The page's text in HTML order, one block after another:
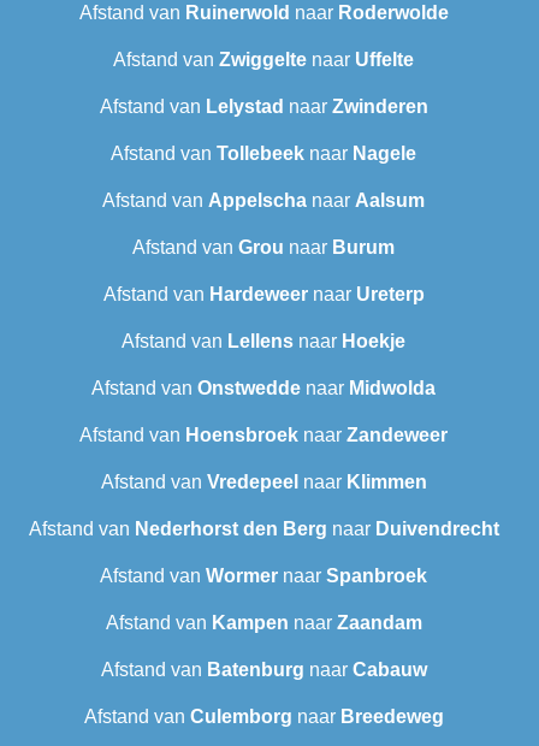
Afstand van Ruinerwold naar Roderwolde
Afstand van Zwiggelte naar Uffelte
Afstand van Lelystad naar Zwinderen
Afstand van Tollebeek naar Nagele
Afstand van Appelscha naar Aalsum
Afstand van Grou naar Burum
Afstand van Hardeweernaar Ureterp
Afstand van Lellens naar Hoekje
Afstand van Onstwedde naar Midwolda
Afstand van Hoensbroek naar Zandeweer
Afstand van Vredepeel naar Klimmen
Afstand van Nederhorst den Berg naar Duivendrecht
Afstand van Wormer naar Spanbroek
Afstand van Kampen naar Zaandam
Afstand van Batenburg naar Cabauw
Afstand van Culemborg naar Breedeweg